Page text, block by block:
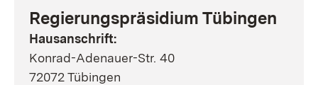
Regierungspräsidium Tübingen
Hausanschrift:
Konrad-Adenauer-Str. 40
72072 Tübingen